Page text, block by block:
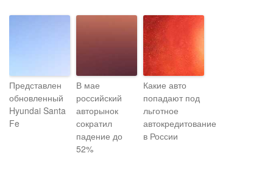
Представлен
обновленный
Hyundai Santa
Fe
В мае
российский
авторынок
сократил
падение до
52%
Какие авто
попадают под
льготное
автокредитование
в России